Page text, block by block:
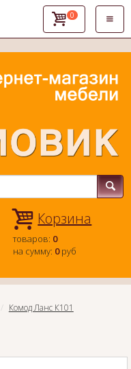
0
Корзина
товаров: 0
на сумму: 0руб
Комод Ланс К101